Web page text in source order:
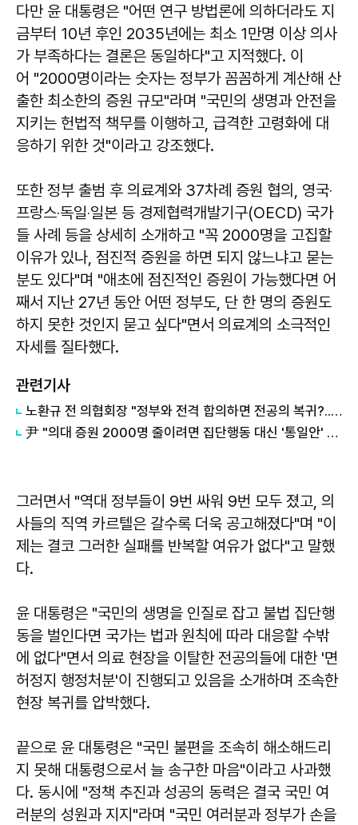
다만 윤 대통령은 "어떤 연구 방법론에 의하더라도 지
금부터 10년 후인 2035년에는 최소 1만명 이상 의사
가 부족하다는 결론은 동일하다"고 지적했다. 이
어 "2000명이라는 숫자는 정부가 꼼꼼하게 계산해 산
출한 최소한의 증원 규모"라며 "국민의 생명과 안전을
지키는 헌법적 책무를 이행하고, 급격한 고령화에 대
응하기 위한 것"이라고 강조했다.
또한 정부 출범 후 의료계와 37차례 증원 협의, 영국‧
프랑스‧독일‧일본 등 경제협력개발기구(OECD) 국가
들 사례 등을 상세히 소개하고 "꼭 2000명을 고집할
이유가 있나, 점진적 증원을 하면 되지 않느냐고 묻는
분도 있다"며 "애초에 점진적인 증원이 가능했다면 어
째서 지난 27년 동안 어떤 정부도, 단 한 명의 증원도
하지 못한 것인지 묻고 싶다"면서 의료계의 소극적인
자세를 질타했다.
관련기사
노환규 전 의협회장 "정부와 전격 합의하면 전공의 복귀?...노예 신분 인정하는 꼴"
尹 "의대 증원 2000명 줄이려면 집단행동 대신 '통일안' 제시하라"
그러면서 "역대 정부들이 9번 싸워 9번 모두 졌고, 의
사들의 직역 카르텔은 갈수록 더욱 공고해졌다"며 "이
제는 결코 그러한 실패를 반복할 여유가 없다"고 말했
다.
윤 대통령은 "국민의 생명을 인질로 잡고 불법 집단행
동을 벌인다면 국가는 법과 원칙에 따라 대응할 수밖
에 없다"면서 의료 현장을 이탈한 전공의들에 대한 '면
허정지 행정처분'이 진행되고 있음을 소개하며 조속한
현장 복귀를 압박했다.
끝으로 윤 대통령은 "국민 불편을 조속히 해소해드리
지 못해 대통령으로서 늘 송구한 마음"이라고 사과했
다. 동시에 "정책 추진과 성공의 동력은 결국 국민 여
러분의 성원과 지지"라며 "국민 여러분과 정부가 손을